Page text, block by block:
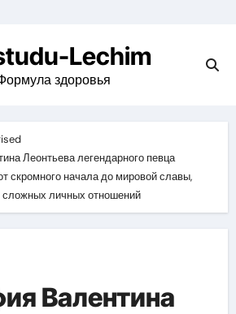
Lechim
здоровья
Леонтьева легендарного певца
скромного начала до мировой славы,
сложных личных отношений
Валентина